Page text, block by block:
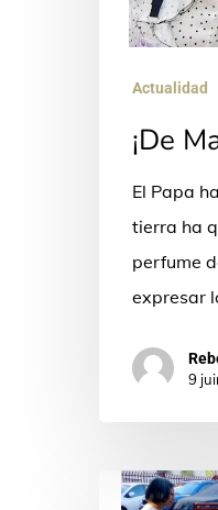
Actualidad
¡De
El Papa
tierra ha
perfume
expresar
9
Deporte